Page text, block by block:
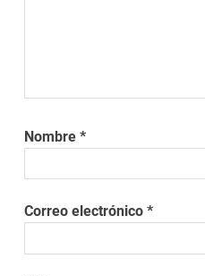
Nombre*
Correo electrónico*